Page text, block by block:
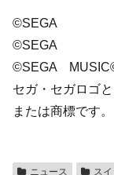
©SEGA
©SEGA
©SEGA
セガ・セガロゴ
または商標です。
ニュース ス